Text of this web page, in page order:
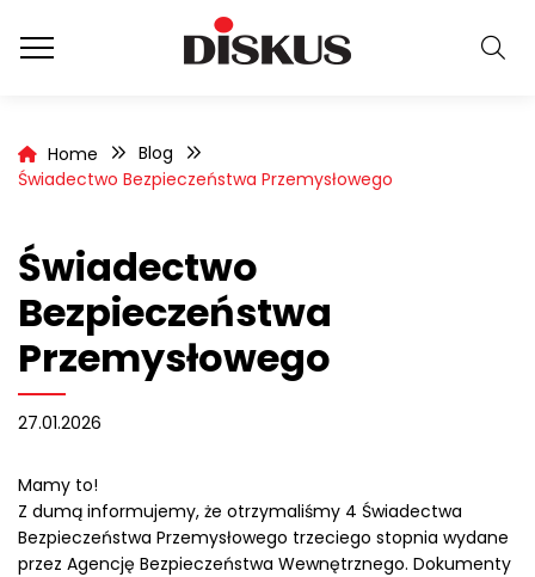
Home
Blog
Świadectwo Bezpieczeństwa Przemysłowego
Świadectwo
Bezpieczeństwa
Przemysłowego
27.01.2026
Mamy to!
Z dumą informujemy, że otrzymaliśmy 4 Świadectwa
Bezpieczeństwa Przemysłowego trzeciego stopnia wydane
przez Agencję Bezpieczeństwa Wewnętrznego. Dokumenty